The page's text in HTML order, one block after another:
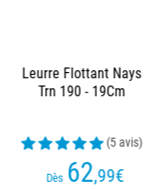
Leurre Flottant
Madness Balam 200 -
Dès 114